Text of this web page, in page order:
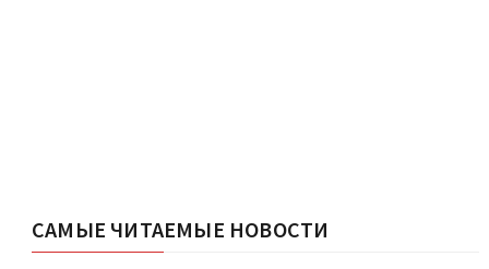
САМЫЕ ЧИТАЕМЫЕ НОВОСТИ